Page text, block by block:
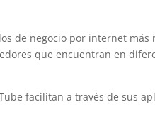
de negocio por internet más
que encuentran en
facilitan a través de sus